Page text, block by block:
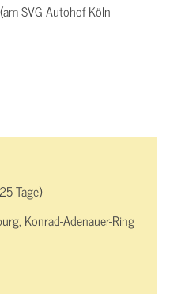
SVG-Autohof Köln-
Tage)
Konrad-Adenauer-Ring